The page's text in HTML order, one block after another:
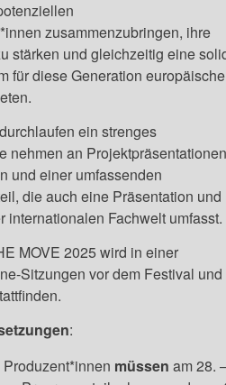
zusammenzubringen, ihre
stärken und gleichzeitig eine
für diese Generation
ein strenges
nehmen an
und einer umfassenden
die auch eine Präsentation und
internationalen Fachwelt umfasst.
MOVE 2025 wird in einer
Sitzungen vor dem Festival und
:
müssen am 28.